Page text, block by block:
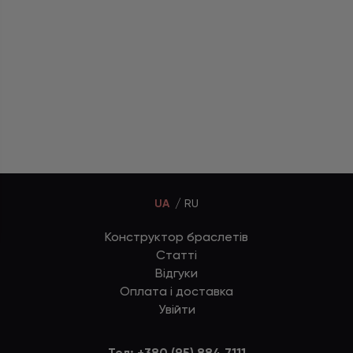
UA RU
Конструктор браслетів
Статті
Відгуки
Оплата і доставка
Увійти